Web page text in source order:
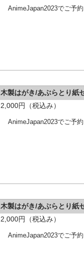
AnimeJapan2023でご予
木製はがき/あぶらとり紙
2,000円（税込み）
AnimeJapan2023でご予
木製はがき/あぶらとり紙
2,000円（税込み）
AnimeJapan2023でご予